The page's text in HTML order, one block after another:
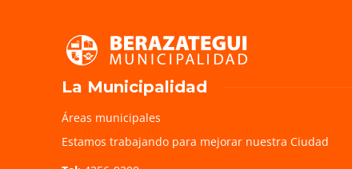
La Municipalidad
Áreas municipales
Estamos trabajando para mejorar nuestra Ciudad